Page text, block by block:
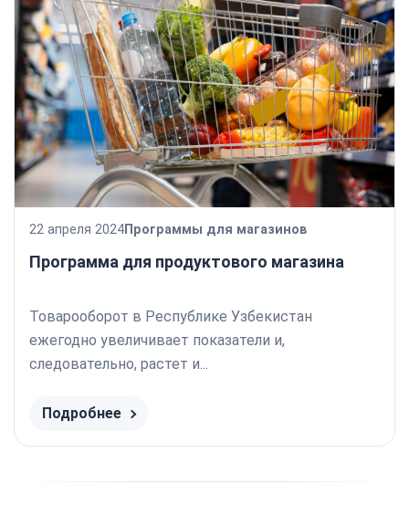
Программа для продуктового магазина
22 апреля 2024Программы для магазинов
Товарооборот в Республике Узбекистан
ежегодно увеличивает показатели и,
следовательно, растет и...
Подробнее